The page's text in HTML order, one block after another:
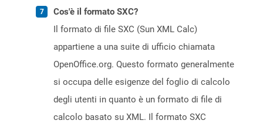
Cos'è il formato SXC?
Il formato di file SXC (Sun XML Calc)
appartiene a una suite di ufficio chiamata
OpenOffice.org. Questo formato generalmente
si occupa delle esigenze del foglio di calcolo
degli utenti in quanto è un formato di file di
calcolo basato su XML. Il formato SXC